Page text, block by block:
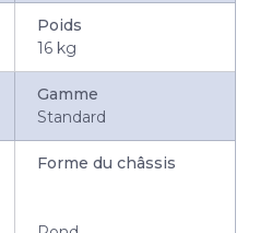
Poids
16 kg
Gamme
Standard
Forme du châssis